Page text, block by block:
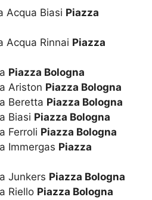
Acqua Biasi Piazza
Acqua Rinnai Piazza
Piazza Bologna
Ariston Piazza Bologna
Beretta Piazza Bologna
Biasi Piazza Bologna
Ferroli Piazza Bologna
Immergas Piazza
Junkers Piazza Bologna
Riello Piazza Bologna